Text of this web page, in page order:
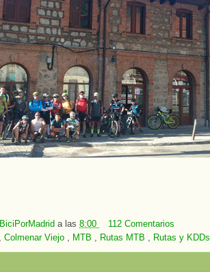
a las 8:00
112 Comentarios
, Colmenar Viejo , MTB , Rutas MTB , Rutas y KDDs